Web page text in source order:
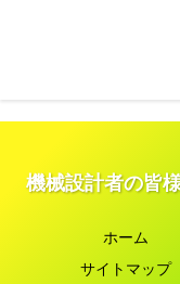
機械設計者の皆
ホーム
サイトマップ